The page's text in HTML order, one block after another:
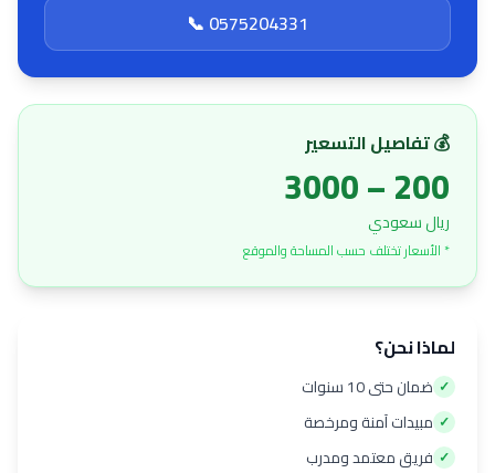
📞 0575204331
💰 تفاصيل التسعير
200 – 3000
ريال سعودي
* الأسعار تختلف حسب المساحة والموقع
لماذا نحن؟
✓ ضمان حتى 10 سنوات
✓ مبيدات آمنة ومرخصة
✓ فريق معتمد ومدرب